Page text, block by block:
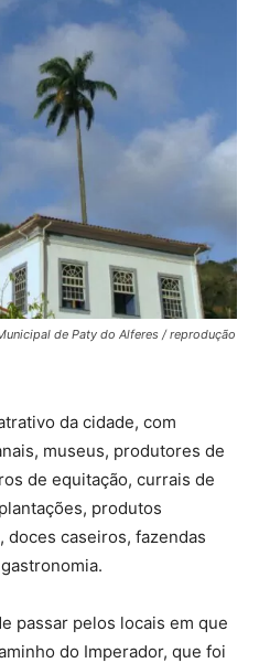
de Paty do Alferes / reprodução
da cidade, com
museus, produtores de
de equitação, currais de
produtos
caseiros, fazendas
passar pelos locais em que
do Imperador, que foi